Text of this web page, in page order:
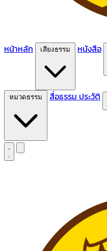
หน้าหลัก หนังสือ
สื่อธรรม ประวัติ